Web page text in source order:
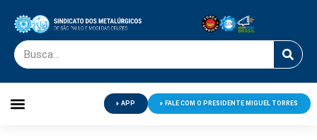
APP FALE COM O PRESIDENTE MIGUEL TORRES